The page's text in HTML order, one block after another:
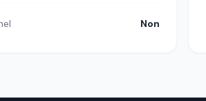
Non